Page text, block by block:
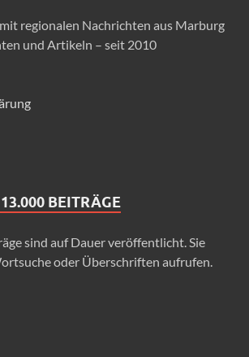
regionalen Nachrichten aus Marburg
und Artikeln – seit 2010
BEITRÄGE
sind auf Dauer veröffentlicht. Sie
oder Überschriften aufrufen.